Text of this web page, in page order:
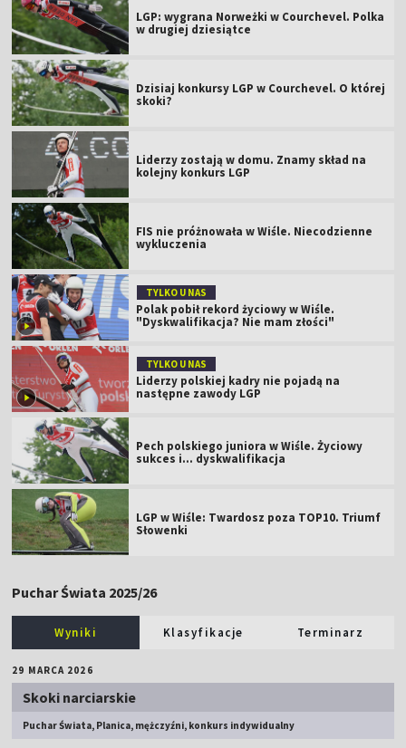
LGP: wygrana Norweżki w Courchevel. Polka
w drugiej dziesiątce
Dzisiaj konkursy LGP w Courchevel. O której
skoki?
Liderzy zostają w domu. Znamy skład na
kolejny konkurs LGP
FIS nie próżnowała w Wiśle. Niecodzienne
wykluczenia
TYLKO U NAS
Polak pobił rekord życiowy w Wiśle.
"Dyskwalifikacja? Nie mam złości"
TYLKO U NAS
Liderzy polskiej kadry nie pojadą na
następne zawody LGP
Pech polskiego juniora w Wiśle. Życiowy
sukces i... dyskwalifikacja
LGP w Wiśle: Twardosz poza TOP10. Triumf
Słowenki
Puchar Świata 2025/26
Wyniki Klasyfikacje Terminarz
29 MARCA 2026
Skoki narciarskie
Puchar Świata, Planica, mężczyźni, konkurs indywidualny